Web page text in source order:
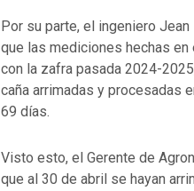
Por su parte, el ingeniero
que las mediciones hechas
con la zafra pasada 2024-
caña arrimadas y procesadas
69 días.
Visto esto, el Gerente de
que al 30 de abril se hayan